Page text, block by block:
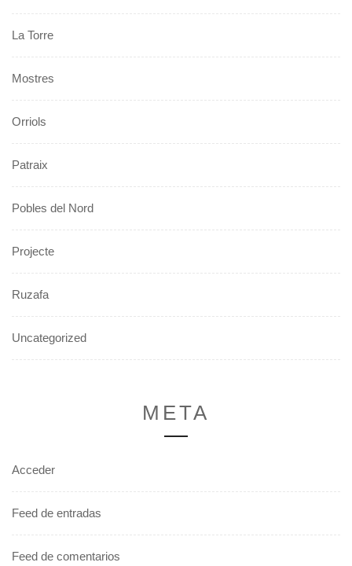
La Torre
Mostres
Orriols
Patraix
Pobles del Nord
Projecte
Ruzafa
Uncategorized
META
Acceder
Feed de entradas
Feed de comentarios